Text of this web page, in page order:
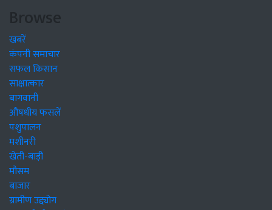
Browse
खबरें
कंपनी समाचार
सफल किसान
साक्षात्कार
बागवानी
औषधीय फसलें
पशुपालन
मशीनरी
खेती-बाड़ी
मौसम
बाजार
ग्रामीण उद्द्योग